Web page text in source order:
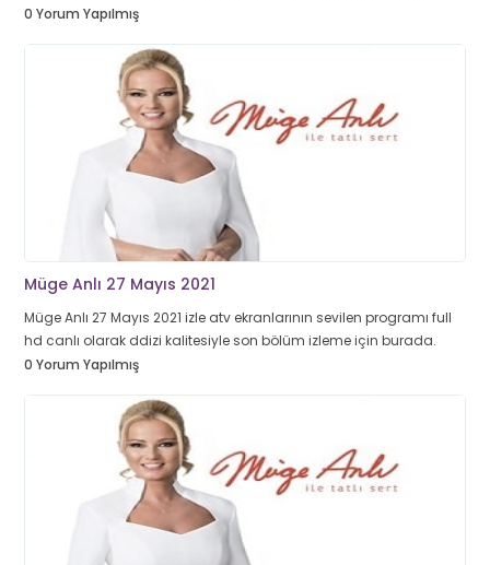
0 Yorum Yapılmış
Müge Anlı 27 Mayıs 2021
Müge Anlı 27 Mayıs 2021 izle atv ekranlarının sevilen programı full
hd canlı olarak ddizi kalitesiyle son bölüm izleme için burada.
0 Yorum Yapılmış